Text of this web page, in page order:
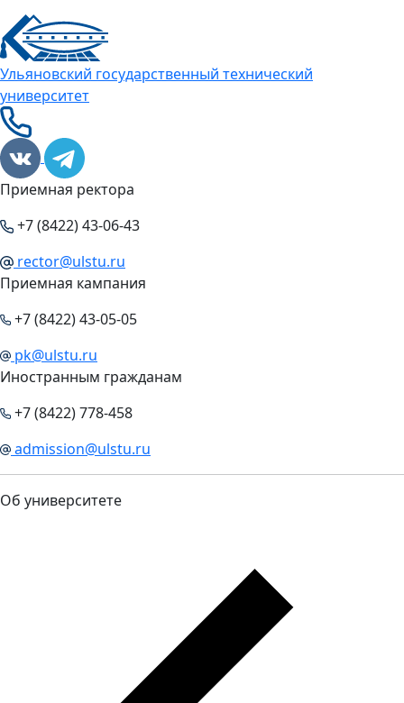
Ульяновский государственный технический
университет
Приемная ректора
+7 (8422) 43-06-43
rector@ulstu.ru
Приемная кампания
+7 (8422) 43-05-05
pk@ulstu.ru
Иностранным гражданам
+7 (8422) 778-458
admission@ulstu.ru
Об университете